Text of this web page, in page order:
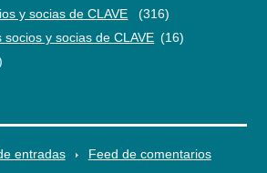
y socias de CLAVE
(316)
socios y socias de CLAVE (16)
entradas
Feed de comentarios